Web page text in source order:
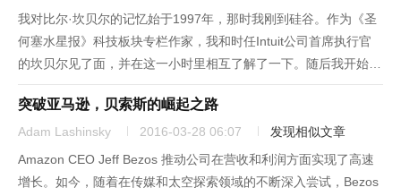
我对比尔·坎贝尔的记忆始于1997年，那时我刚到硅谷。作为《圣
何塞水星报》科技板块专栏作家，我和时任Intuit公司首席执行官
的坎贝尔见了面，并在这一小时里相互了解了一下。随后我开始撰
写一个系列专栏文章，内容是科技公司采用晦涩的做账方法来修饰
业绩。这个系列的名字叫《研发进行时》。这样的题目只会吸引
会...
突破亚马逊，贝索斯的崛起之路
Adam Lashinsky 2016-03-28 06:07
发现相似文章
Amazon CEO Jeff Bezos 推动公司在营收和利润方面实现了高速
增长。如今，随着在传媒和太空探索领域的不断深入尝试，Bezos